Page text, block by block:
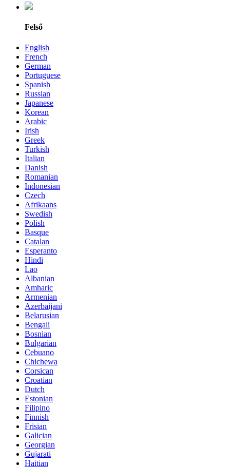
Felső
English
French
German
Portuguese
Spanish
Russian
Japanese
Korean
Arabic
Irish
Greek
Turkish
Italian
Danish
Romanian
Indonesian
Czech
Afrikaans
Swedish
Polish
Basque
Catalan
Esperanto
Hindi
Lao
Albanian
Amharic
Armenian
Azerbaijani
Belarusian
Bengali
Bosnian
Bulgarian
Cebuano
Chichewa
Corsican
Croatian
Dutch
Estonian
Filipino
Finnish
Frisian
Galician
Georgian
Gujarati
Haitian